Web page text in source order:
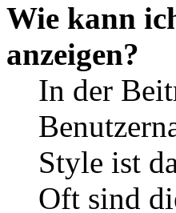
Wie kann
anzeigen?
In der
Style ist
Oft sind